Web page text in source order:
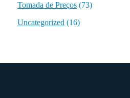
Tomada de Preços(73)
Uncategorized (16)